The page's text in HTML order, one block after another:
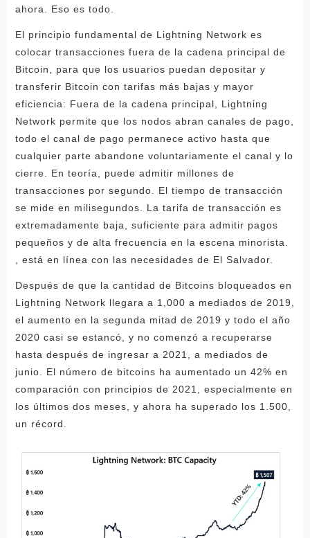
ahora. Eso es todo.
El principio fundamental de Lightning Network es
colocar transacciones fuera de la cadena principal de
Bitcoin, para que los usuarios puedan depositar y
transferir Bitcoin con tarifas más bajas y mayor
eficiencia: Fuera de la cadena principal, Lightning
Network permite que los nodos abran canales de pago,
todo el canal de pago permanece activo hasta que
cualquier parte abandone voluntariamente el canal y lo
cierre. En teoría, puede admitir millones de
transacciones por segundo. El tiempo de transacción
se mide en milisegundos. La tarifa de transacción es
extremadamente baja, suficiente para admitir pagos
pequeños y de alta frecuencia en la escena minorista.
, está en línea con las necesidades de El Salvador.
Después de que la cantidad de Bitcoins bloqueados en
Lightning Network llegara a 1,000 a mediados de 2019,
el aumento en la segunda mitad de 2019 y todo el año
2020 casi se estancó, y no comenzó a recuperarse
hasta después de ingresar a 2021, a mediados de
junio. El número de bitcoins ha aumentado un 42% en
comparación con principios de 2021, especialmente en
los últimos dos meses, y ahora ha superado los 1.500,
un récord.